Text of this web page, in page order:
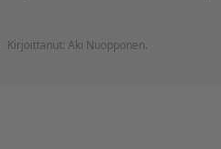
Kirjoittanut: Aki Nuopponen.